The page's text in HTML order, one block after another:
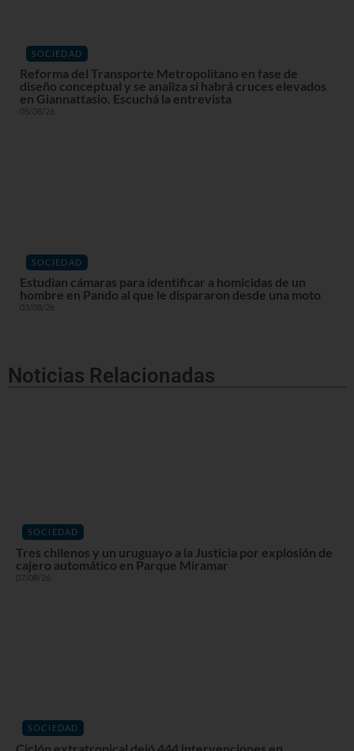
SOCIEDAD
Reforma del Transporte Metropolitano en fase de
diseño conceptual y se analiza si habrá cruces elevados
en Giannattasio. Escuchá la entrevista
05/08/26
SOCIEDAD
Estudian cámaras para identificar a homicidas de un
hombre en Pando al que le dispararon desde una moto
03/08/26
Noticias Relacionadas
SOCIEDAD
Tres chilenos y un uruguayo a la Justicia por explosión de
cajero automático en Parque Miramar
07/08/26
SOCIEDAD
Ciclón extratropical dejó 444 intervenciones en